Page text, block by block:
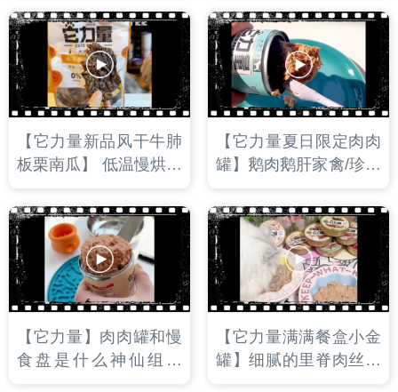
高蛋白低脂，清热去
火，磨牙洁齿，一举多
得！
它力量肉肉罐搭配整根
的它力量风干鹅喉管和
杏鲍菇！
【它力量新品风干牛肺
板栗南瓜】 低温慢烘工
感，对骨骼和牙齿健康
大有裨益，定期给狗狗
喂食，是非常优质的小
零食哦
【它力量夏日限定肉肉
罐】鹅肉鹅肝家禽/珍珠
味都有高蛋白+低脂的
特点，延续它力量肉肉
罐系列的高性价比和高
适口性
【它力量】肉肉罐和慢
食盘是什么神仙组合
【它力量满满餐盒小金
罐】细腻的里脊肉丝搭